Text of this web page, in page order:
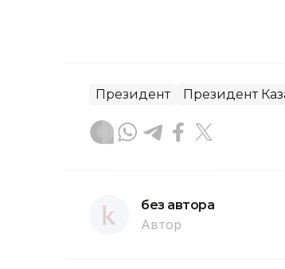
Президент Президент
без автора
Автор